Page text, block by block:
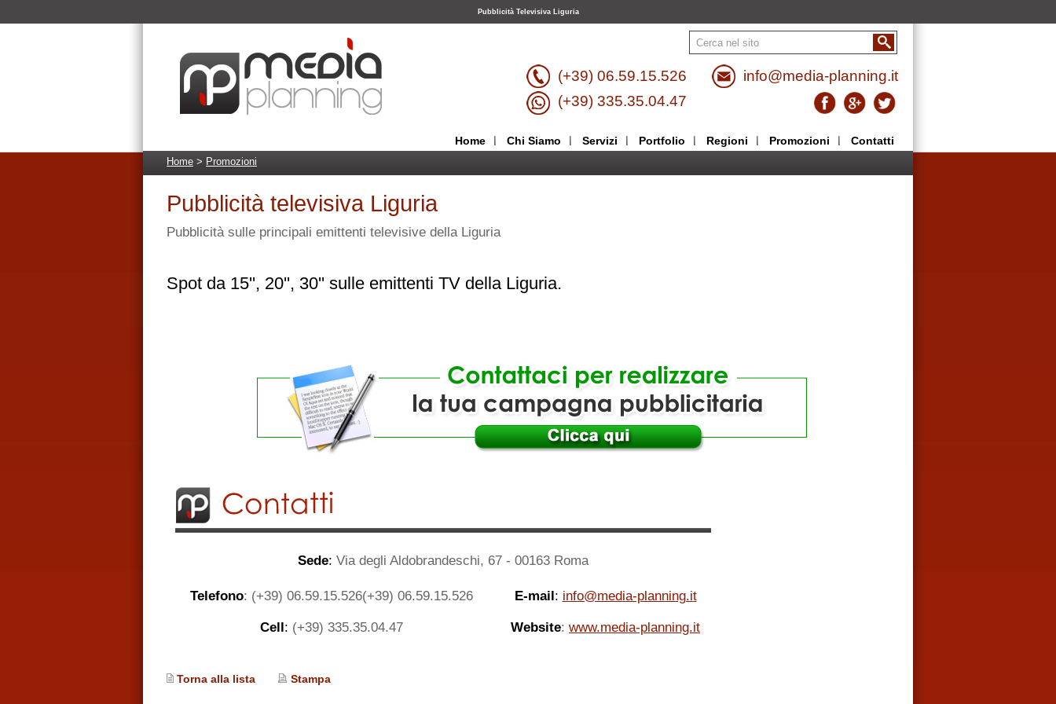
Pubblicità Televisiva Liguria
(+39) 06.59.15.526
info@media-planning.it
(+39) 335.35.04.47
Home Chi Siamo Servizi Portfolio Regioni Promozioni Contatti
Home > Promozioni
Pubblicità televisiva Liguria
Pubblicità sulle principali emittenti televisive della Liguria
Spot da 15'', 20'', 30'' sulle emittenti TV della Liguria.
Sede: Via degli Aldobrandeschi, 67 - 00163 Roma
Telefono: (+39) 06.59.15.526(+39) 06.59.15.526
Cell: (+39) 335.35.04.47
E-mail: info@media-planning.it
Website: www.media-planning.it
Torna alla lista Stampa